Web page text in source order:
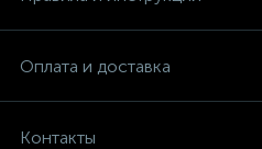
Оплата и доставка
Контакты